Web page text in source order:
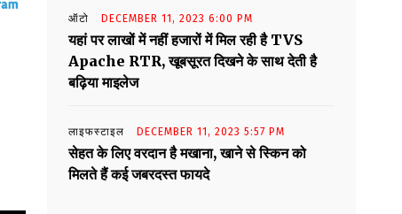
ऑटो DECEMBER 11, 2023 6:00 PM
यहां पर लाखों में नहीं हजारों में मिल रही है TVS
Apache RTR, खूबसूरत दिखने के साथ देती है
बढ़िया माइलेज
लाइफस्टाइल DECEMBER 11, 2023 5:57 PM
सेहत के लिए वरदान है मखाना, खाने से स्किन को
मिलते हैं कई जबरदस्त फायदे